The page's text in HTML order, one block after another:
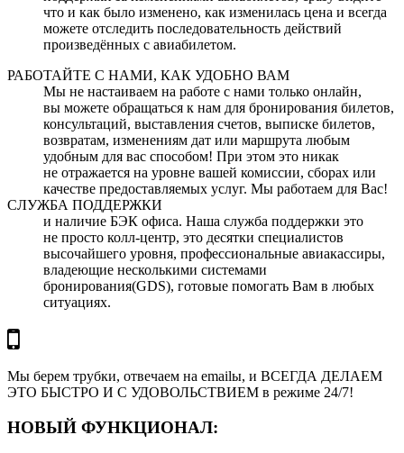
что и как было изменено, как изменилась цена и всегда
можете отследить последовательность действий
произведённых с авиабилетом.
РАБОТАЙТЕ С НАМИ, КАК УДОБНО ВАМ
Мы не настаиваем на работе с нами только онлайн,
вы можете обращаться к нам для бронирования билетов,
консультаций, выставления счетов, выписке билетов,
возвратам, изменениям дат или маршрута любым
удобным для вас способом! При этом это никак
не отражается на уровне вашей комиссии, сборах или
качестве предоставляемых услуг. Мы работаем для Вас!
СЛУЖБА ПОДДЕРЖКИ
и наличие БЭК офиса. Наша служба поддержки это
не просто колл-центр, это десятки специалистов
высочайшего уровня, профессиональные авиакассиры,
владеющие несколькими системами
бронирования(GDS), готовые помогать Вам в любых
ситуациях.
Мы берем трубки, отвечаем на emailы, и ВСЕГДА ДЕЛАЕМ
ЭТО БЫСТРО И С УДОВОЛЬСТВИЕМ в режиме 24/7!
НОВЫЙ ФУНКЦИОНАЛ: